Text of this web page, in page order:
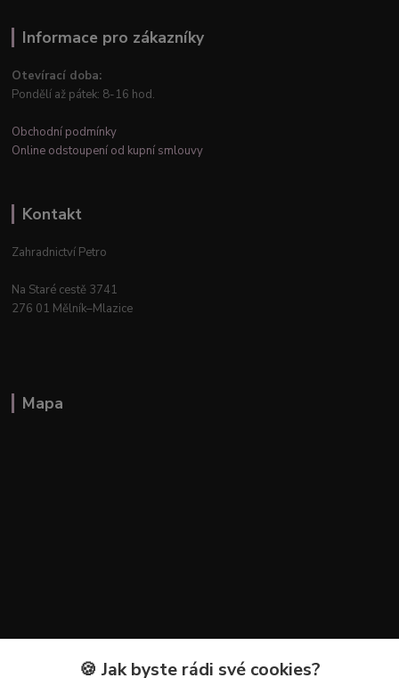
Informace pro zákazníky
Otevírací doba:
Pondělí až pátek: 8-16 hod.
Obchodní podmínky
Online odstoupení od kupní smlouvy
Kontakt
Zahradnictví Petro
Na Staré cestě 3741
276 01 Mělník–Mlazice
Mapa
Kontakty🍪 Jak byste rádi své cookies?